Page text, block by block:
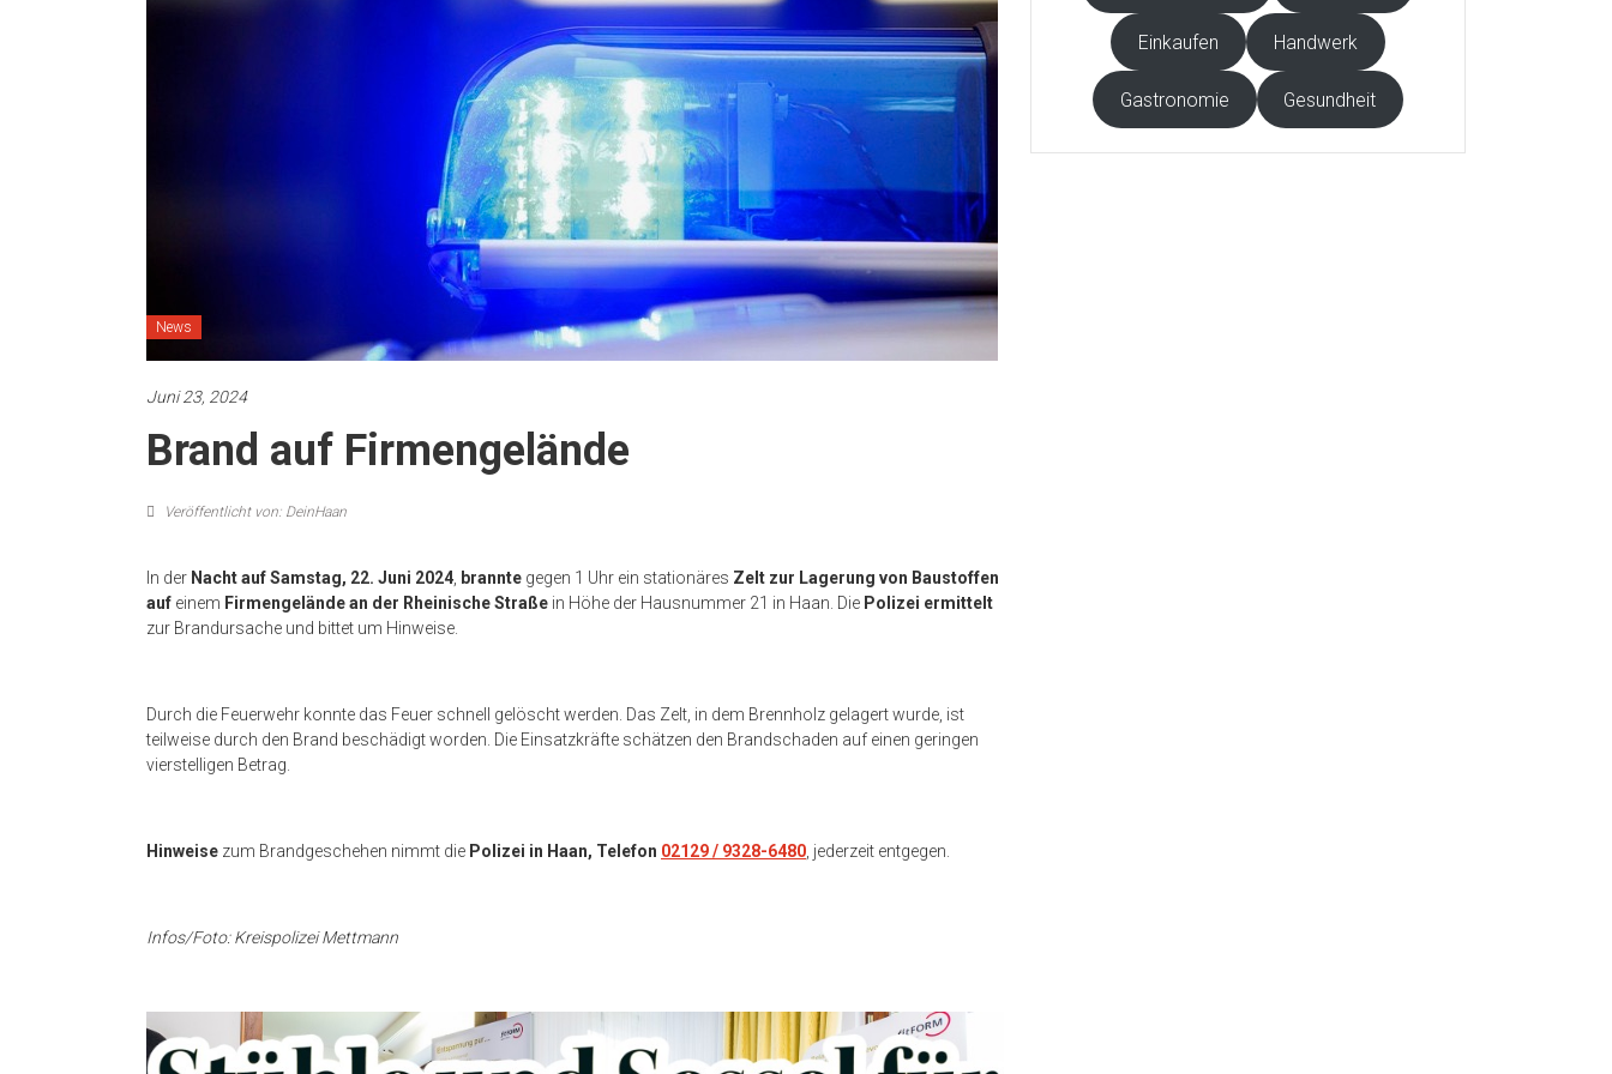
News
Juni 23, 2024
Brand auf Firmengelände
Veröffentlicht von: DeinHaan
In der Nacht auf Samstag, 22. Juni 2024 brannte gegen 1 Uhr ein stationäres Zelt zur Lagerung von Baustoffen
auf einem Firmengelände an der Rheinische Straße in Höhe der Hausnummer 21 in Haan. Die Polizei ermittelt
zur Brandursache und bittet um Hinweise.
Durch die Feuerwehr konnte das Feuer schnell gelöscht werden. Das Zelt, in dem Brennholz gelagert wurde, ist
teilweise durch den Brand beschädigt worden. Die Einsatzkräfte schätzen den Brandschaden auf einen geringen
vierstelligen Betrag.
Hinweise zum Brandgeschehen nimmt die Polizei in Haan, Telefon 02129 / 9328-6480 , jederzeit entgegen.
Infos/Foto: Kreispolizei Mettmann
Einkaufen Handwerk
Gastronomie Gesundheit